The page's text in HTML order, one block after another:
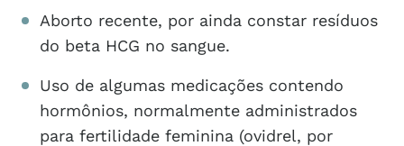
Aborto recente, por ainda constar resíduos
do beta HCG no sangue.
Uso de algumas medicações contendo
hormônios, normalmente administrados
para fertilidade feminina (ovidrel, por